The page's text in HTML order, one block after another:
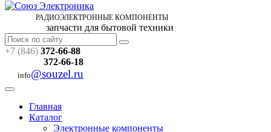
РАДИОЭЛЕКТРОННЫЕ КОМПОНЕНТЫ
запчасти для бытовой техники
+7 (846) 372-66-88
372-66-18
info@souzel.ru
Главная
Каталог
Электронные компоненты